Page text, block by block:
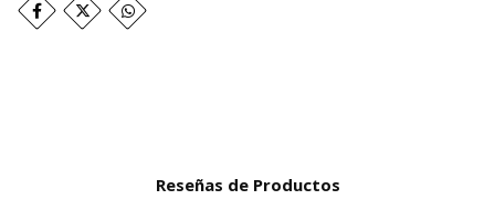
Reseñas de Productos